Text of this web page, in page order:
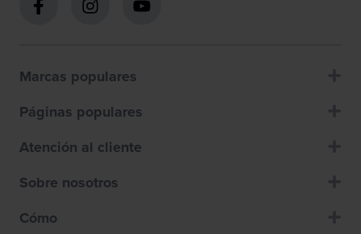
Marcas populares
Páginas populares
Atención al cliente
Sobre nosotros
Cómo